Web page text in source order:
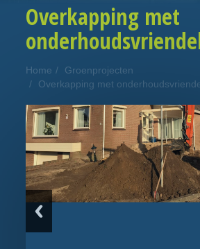
Overkapping met
Home
Groenprojecten
Overkapping met